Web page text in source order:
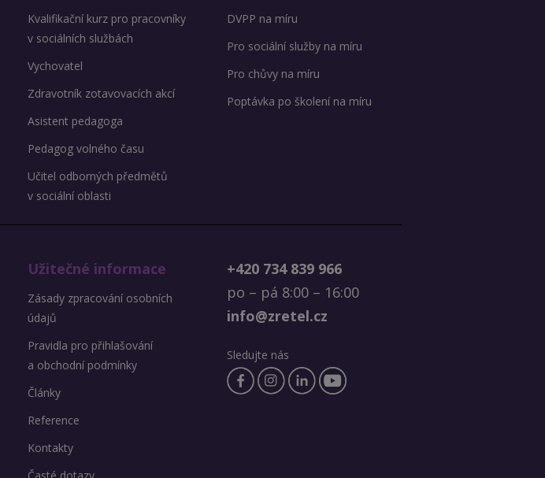
Kvalifikační kurz pro pracovníky
v sociálních službách
Vychovatel
Zdravotník zotavovacích akcí
Asistent pedagoga
Pedagog volného času
Učitel odborných předmětů
v sociální oblasti
DVPP na míru
Pro sociální služby na míru
Pro chůvy na míru
Poptávka po školení na míru
Užitečné informace
Zásady zpracování osobních
údajů
Pravidla pro přihlašování
a obchodní podmínky
Články
Reference
Kontakty
Časté dotazy
+420 734 839 966
po – pá 8:00 – 16:00
info@zretel.cz
Sledujte nás